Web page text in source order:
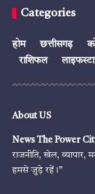
Categories
होम छत्तीसगढ़
राशिफल
About US
News The Power
राजनीति, खेल,
हमसे जुड़े रहें।”